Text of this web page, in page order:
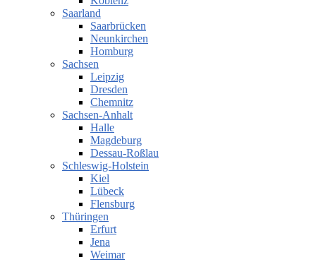
Saarland
Saarbrücken
Neunkirchen
Homburg
Sachsen
Leipzig
Dresden
Chemnitz
Sachsen-Anhalt
Halle
Magdeburg
Dessau-Roßlau
Schleswig-Holstein
Kiel
Lübeck
Flensburg
Thüringen
Erfurt
Jena
Weimar